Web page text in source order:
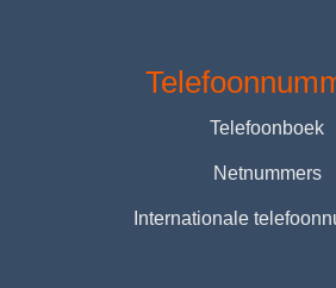
Telefoonboek
Netnummers
Internationale